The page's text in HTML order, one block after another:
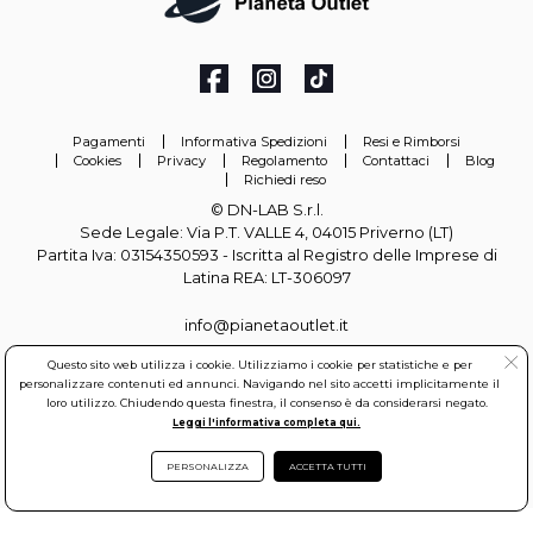
Pagamenti Informativa Spedizioni
Resi e Rimborsi
Cookies
Privacy Regolamento Contattaci
Blog
Richiedi reso
© DN-LAB S.r.l.
Sede Legale: Via P.T. VALLE 4, 04015 Priverno (LT)
Partita Iva: 03154350593 - Iscritta al Registro delle Imprese di
Latina REA: LT-306097
info@pianetaoutlet.it
Questo sito web utilizza i cookie. Utilizziamo i cookie per statistiche e per
personalizzare contenuti ed annunci. Navigando nel sito accetti implicitamente il
loro utilizzo. Chiudendo questa finestra, il consenso è da considerarsi negato.
Leggi l'informativa completa qui.
PERSONALIZZA ACCETTA TUTTI